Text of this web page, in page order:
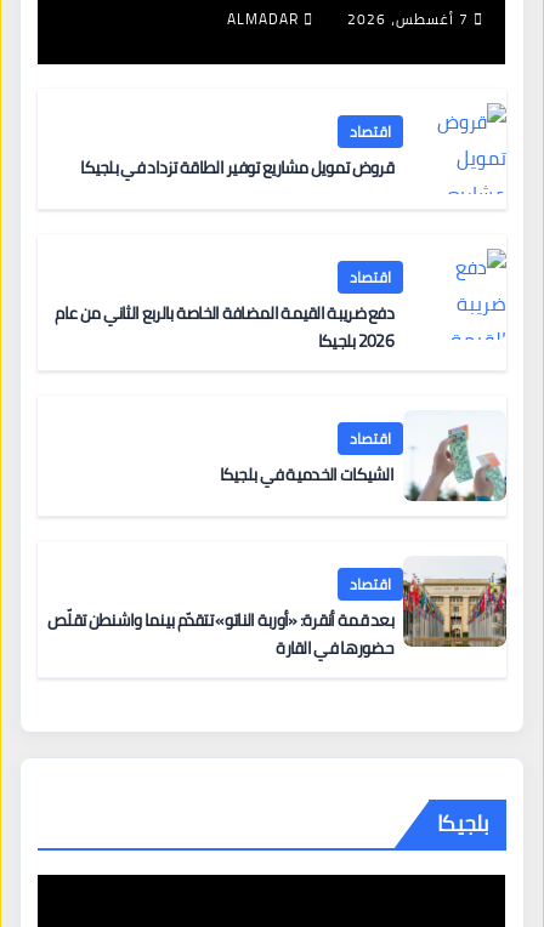
7 أغسطس، 2026 ALMADAR
اقتصاد
قروض تمويل مشاريع توفير الطاقة تزداد في بلجيكا
اقتصاد
دفع ضريبة القيمة المضافة الخاصة بالربع الثاني من عام
2026 بلجيكا
اقتصاد
الشيكات الخدمية في بلجيكا
اقتصاد
بعد قمة أنقرة: «أوربة الناتو» تتقدّم بينما واشنطن تقلّص
حضورها في القارة
بلجيكا